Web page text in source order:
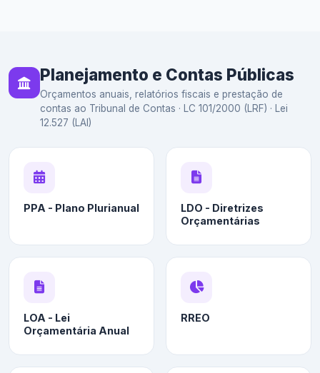
Planejamento e Contas Públicas
Orçamentos anuais, relatórios fiscais e prestação de
contas ao Tribunal de Contas · LC 101/2000 (LRF) · Lei
12.527 (LAI)
PPA - Plano Plurianual
LDO - Diretrizes
Orçamentárias
LOA - Lei
Orçamentária Anual
RREO